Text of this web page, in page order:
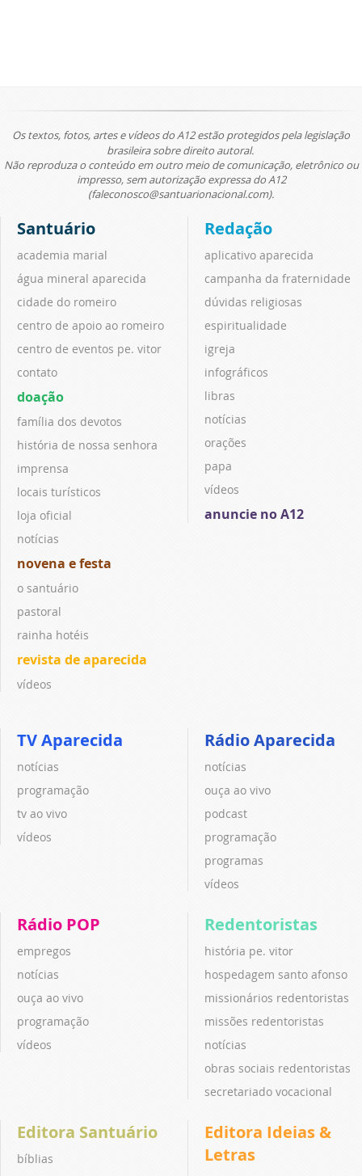
Os textos, fotos, artes e vídeos do A12 estão protegidos pela legislação
brasileira sobre direito autoral.
Não reproduza o conteúdo em outro meio de comunicação, eletrônico ou
impresso, sem autorização expressa do A12
(faleconosco@santuarionacional.com).
Santuário
academia marial
água mineral aparecida
cidade do romeiro
centro de apoio ao romeiro
centro de eventos pe. vitor
contato
doação
família dos devotos
história de nossa senhora
imprensa
locais turísticos
loja oficial
notícias
novena e festa
o santuário
pastoral
rainha hotéis
revista de aparecida
vídeos
Redação
aplicativo aparecida
campanha da fraternidade
dúvidas religiosas
espiritualidade
igreja
infográficos
libras
notícias
orações
papa
vídeos
anuncie no A12
TV Aparecida
notícias
programação
tv ao vivo
vídeos
Rádio Aparecida
notícias
ouça ao vivo
podcast
programação
programas
vídeos
Rádio POP
empregos
notícias
ouça ao vivo
programação
vídeos
Redentoristas
história pe. vitor
hospedagem santo afonso
missionários redentoristas
missões redentoristas
notícias
obras sociais redentoristas
secretariado vocacional
Editora Santuário
bíblias
Editora Ideias &
Letras